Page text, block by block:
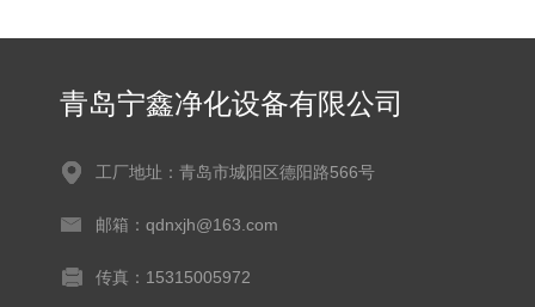
青岛宁鑫净化设备有限公司
工厂地址：青岛市城阳区德阳路566号
邮箱：qdnxjh@163.com
传真：15315005972